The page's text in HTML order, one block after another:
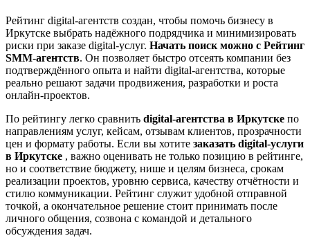
Рейтинг digital-агентств создан, чтобы помочь бизнесу в
Иркутске выбрать надёжного подрядчика и минимизировать
риски при заказе digital-услуг. Начать поиск можно с Рейтинг
SMM‑агентств. Он позволяет быстро отсеять компании без
подтверждённого опыта и найти digital-агентства, которые
реально решают задачи продвижения, разработки и роста
онлайн-проектов.
По рейтингу легко сравнить digital-агентства в Иркутске по
направлениям услуг, кейсам, отзывам клиентов, прозрачности
цен и формату работы. Если вы хотите заказать digital-услуги
в Иркутске , важно оценивать не только позицию в рейтинге,
но и соответствие бюджету, нише и целям бизнеса, срокам
реализации проектов, уровню сервиса, качеству отчётности и
стилю коммуникации. Рейтинг служит удобной отправной
точкой, а окончательное решение стоит принимать после
личного общения, созвона с командой и детального
обсуждения задач.